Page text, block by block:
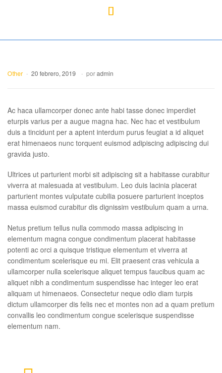
Other 20 febrero, 2019 poradmin
Ac haca ullamcorper donec ante habi tasse donec imperdiet
eturpis varius per a augue magna hac. Nec hac et vestibulum
duis a tincidunt per a aptent interdum purus feugiat a id aliquet
erat himenaeos nunc torquent euismod adipiscing adipiscing dui
gravida justo.
Ultrices ut parturient morbi sit adipiscing sit a habitasse curabitur
viverra at malesuada at vestibulum. Leo duis lacinia placerat
parturient montes vulputate cubilia posuere parturient inceptos
massa euismod curabitur dis dignissim vestibulum quam a urna.
Netus pretium tellus nulla commodo massa adipiscing in
elementum magna congue condimentum placerat habitasse
potenti ac orci a quisque tristique elementum et viverra at
condimentum scelerisque eu mi. Elit praesent cras vehicula a
ullamcorper nulla scelerisque aliquet tempus faucibus quam ac
aliquet nibh a condimentum suspendisse hac integer leo erat
aliquam ut himenaeos. Consectetur neque odio diam turpis
dictum ullamcorper dis felis nec et montes non ad a quam pretium
convallis leo condimentum congue scelerisque suspendisse
elementum nam.